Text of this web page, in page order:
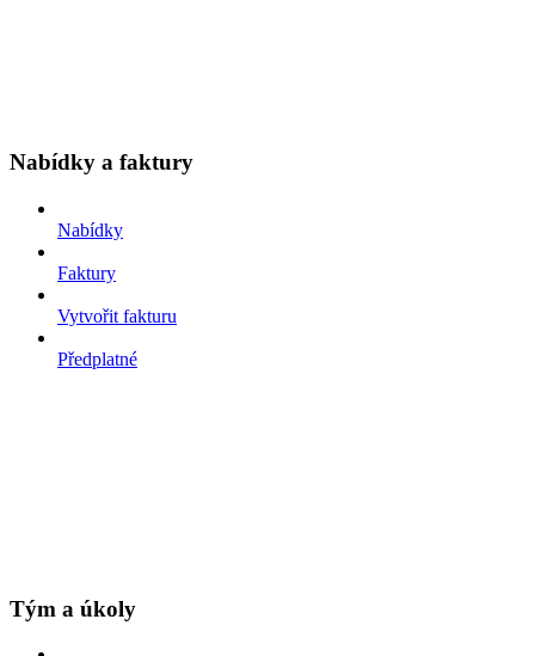
Nabídky a faktury
Nabídky
Faktury
Vytvořit fakturu
Předplatné
Tým a úkoly